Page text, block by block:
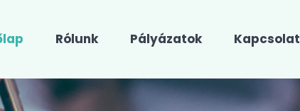
Rólunk Pályázatok Kapcsolat